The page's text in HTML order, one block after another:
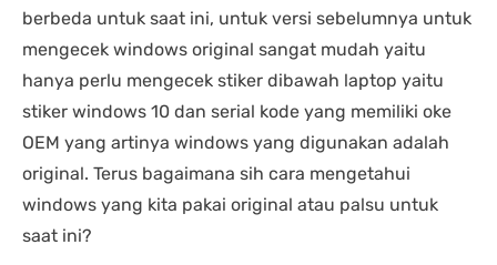
berbeda untuk saat ini, untuk versi sebelumnya untuk
mengecek windows original sangat mudah yaitu
hanya perlu mengecek stiker dibawah laptop yaitu
stiker windows 10 dan serial kode yang memiliki oke
OEM yang artinya windows yang digunakan adalah
original. Terus bagaimana sih cara mengetahui
windows yang kita pakai original atau palsu untuk
saat ini?